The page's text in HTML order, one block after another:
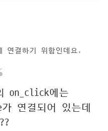
결하기 위함인데요.
on_click에는
연결되어 있는데